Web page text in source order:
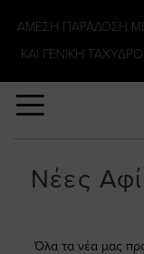
ΑΜΕΣΗ ΠΑΡΑΔΟΣΗ
ΚΑΙ ΓΕΝΙΚΗ
Νέες
Όλα τα νέα μας